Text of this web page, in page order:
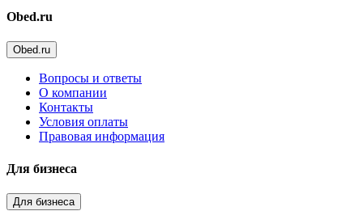
Obed.ru
Obed.ru
Вопросы и ответы
О компании
Контакты
Условия оплаты
Правовая информация
Для бизнеса
Для бизнеса